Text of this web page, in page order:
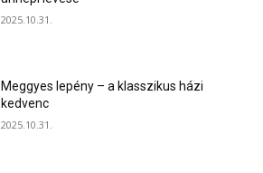
2025.10.31.
Meggyes lepény – a klasszikus házi
kedvenc
2025.10.31.